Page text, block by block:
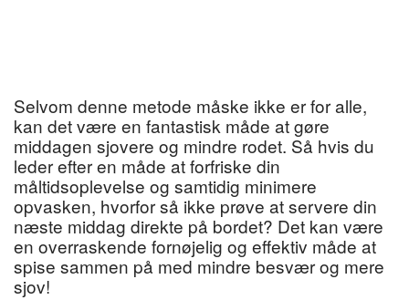
Selvom denne metode måske ikke er for alle,
kan det være en fantastisk måde at gøre
middagen sjovere og mindre rodet. Så hvis du
leder efter en måde at forfriske din
måltidsoplevelse og samtidig minimere
opvasken, hvorfor så ikke prøve at servere din
næste middag direkte på bordet? Det kan være
en overraskende fornøjelig og effektiv måde at
spise sammen på med mindre besvær og mere
sjov!